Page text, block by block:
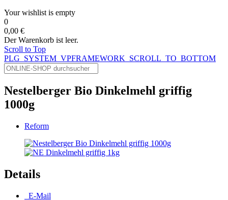
Your wishlist is empty
0
0,00 €
Der Warenkorb ist leer.
Scroll to Top
PLG_SYSTEM_VPFRAMEWORK_SCROLL_TO_BOTTOM
Nestelberger Bio Dinkelmehl griffig
1000g
Reform
Details
E-Mail